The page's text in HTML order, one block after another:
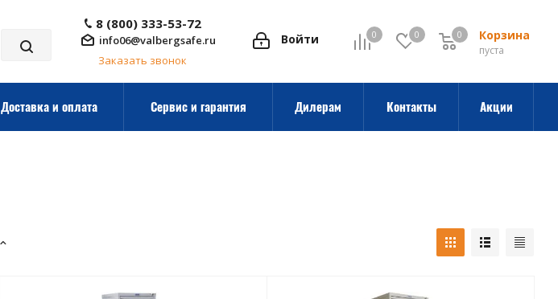
0 0 Корзина
0
пуста
0
Войти
8 (800) 333-53-72
info06@valbergsafe.ru
Заказать звонок
Доставка и оплата Сервис и гарантия Дилерам Контакты Акции